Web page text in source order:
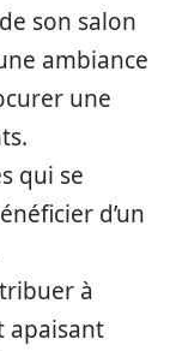
son salon
ambiance
une
qui se
d’un
à
apaisant